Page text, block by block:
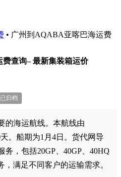
• 广州到AQABA亚喀巴海运费
查询– 最新集装箱运价
已归档
的海运航线。本航线由
。船期为1月4日。货代网导
，包括20GP、40GP、40HQ
满足不同客户的运输需求。